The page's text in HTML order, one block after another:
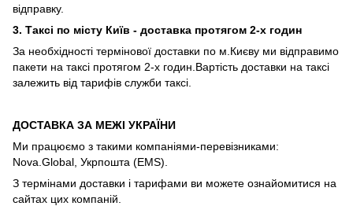
відправку.
3. Таксі по місту Київ - доставка протягом 2-х годин
За необхідності термінової доставки по м.Києву ми відправимо
пакети на таксі протягом 2-х годин.Вартість доставки на таксі
залежить від тарифів служби таксі.
ДОСТАВКА ЗА МЕЖІ УКРАЇНИ
Ми працюємо з такими компаніями-перевізниками:
Nova.Global, Укрпошта (EMS).
З термінами доставки і тарифами ви можете ознайомитися на
сайтах цих компаній.